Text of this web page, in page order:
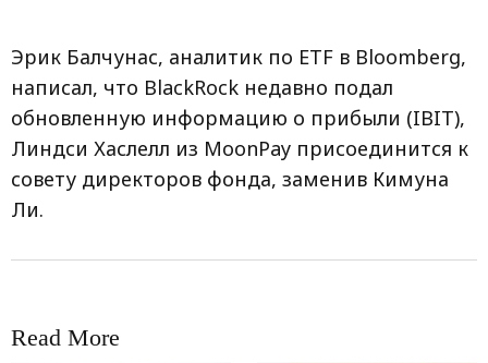
Эрик Балчунас, аналитик по ETF в Bloomberg,
написал, что BlackRock недавно подал
обновленную информацию о прибыли (IBIT),
Линдси Хаслелл из MoonPay присоединится к
совету директоров фонда, заменив Кимуна
Ли.
Read More